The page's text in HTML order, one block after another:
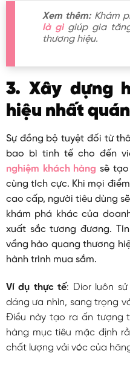
Xem thêm:Khám
là gìgiúp gia
thương hiệu.
3. Xây dựng
hiệu nhất quán
Sự đồng bộ tuyệt đối từ
bao bì tinh tế cho đến
nghiệm khách hàng sẽ
cùng tích cực. Khi mọi
cao cấp, người tiêu dùng
khám phá khác của
xuất sắc tương đương.
vầng hào quang thương
hành trình mua sắm.
Ví dụ thực tế: Dior luôn
dáng ưa nhìn, sang trọng
Điều này tạo ra ấn tượng
hàng mục tiêu mặc định
chất lượng vải vóc của